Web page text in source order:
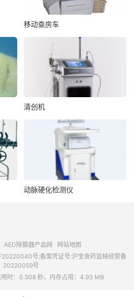
移动查房车
清创机
动脉硬化检测仪
AED除颤器产品网
网站地图
号;备案凭证号:沪宝食药监械经营备
20220059号
时：0.508 秒，内存占用：4.93 MB